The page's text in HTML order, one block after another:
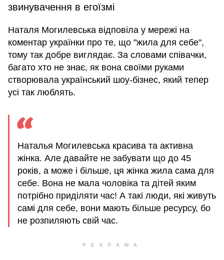
звинувачення в егоїзмі
Наталя Могилевська відповіла у мережі на
коментар українки про те, що "жила для себе",
тому так добре виглядає. За словами співачки,
багато хто не знає, як вона своїми руками
створювала український шоу-бізнес, який тепер
усі так люблять.
Наталья Могилевська красива та активна
жінка. Але давайте не забувати що до 45
років, а може і більше, ця жінка жила сама для
себе. Вона не мала чоловіка та дітей яким
потрібно приділяти час! А такі люди, які живуть
самі для себе, вони мають більше ресурсу, бо
не розпиляють свій час.